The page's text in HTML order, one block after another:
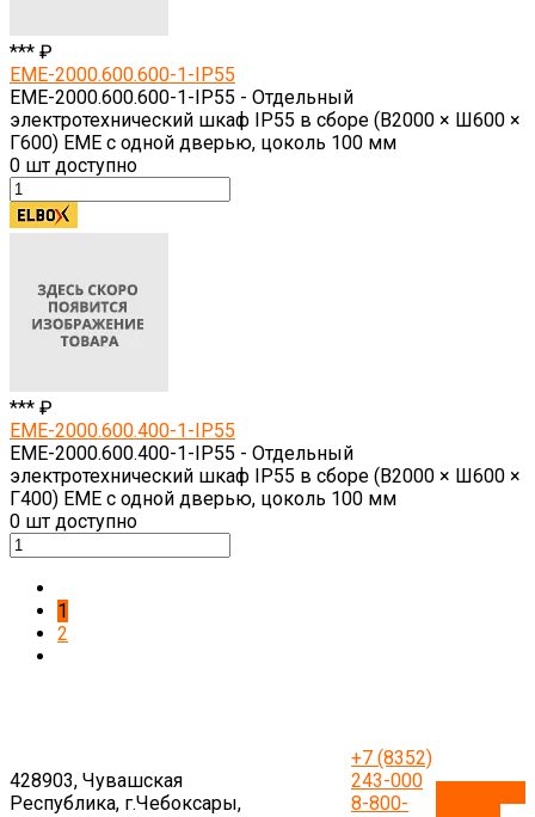
*** ₽
EME-2000.600.600-1-IP55
EME-2000.600.600-1-IP55 - Отдельный
электротехнический шкаф IP55 в сборе (В2000 × Ш600 ×
Г600) EME с одной дверью, цоколь 100 мм
0 шт доступно
*** ₽
EME-2000.600.400-1-IP55
EME-2000.600.400-1-IP55 - Отдельный
электротехнический шкаф IP55 в сборе (В2000 × Ш600 ×
Г400) EME с одной дверью, цоколь 100 мм
0 шт доступно
1
2
428903, Чувашская
Республика, г.Чебоксары,
+7 (8352)
243-000
8-800-